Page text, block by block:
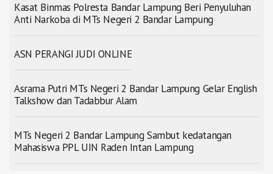
Kasat Binmas Polresta Bandar Lampung Beri Penyuluhan
Anti Narkoba di MTs Negeri 2 Bandar Lampung
ASN PERANGI JUDI ONLINE
Asrama Putri MTs Negeri 2 Bandar Lampung Gelar English
Talkshow dan Tadabbur Alam
MTs Negeri 2 Bandar Lampung Sambut kedatangan
Mahasiswa PPL UIN Raden Intan Lampung